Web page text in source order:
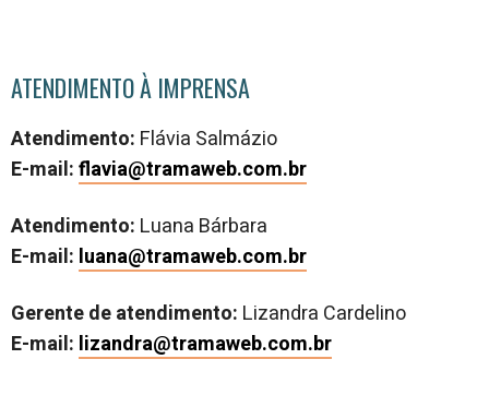
ATENDIMENTO À IMPRENSA
Atendimento: Flávia Salmázio
E-mail:flavia@tramaweb.com.br
Atendimento: Luana Bárbara
E-mail: luana@tramaweb.com.br
Gerente de atendimento: Lizandra Cardelino
E-mail: lizandra@tramaweb.com.br